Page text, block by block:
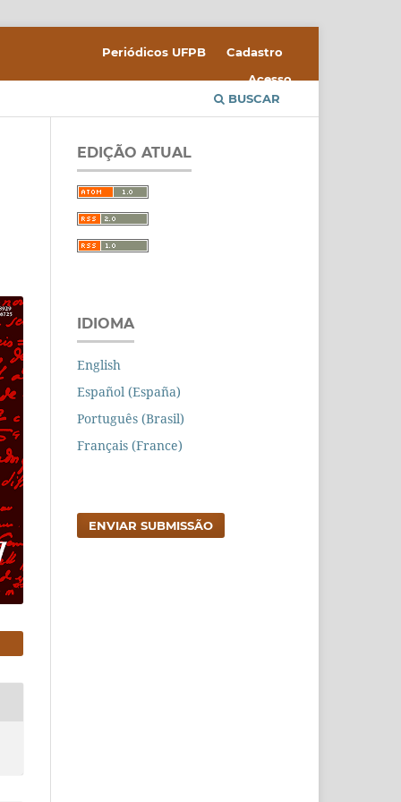
BUSCAR
Periódicos UFPB
Cadastro
Acesso
EDIÇÃO ATUAL
IDIOMA
English
Español (España)
Português (Brasil)
Français (France)
ENVIAR SUBMISSÃO